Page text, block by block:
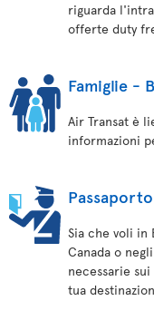
riguarda
offerte duty
Famiglie -
Air Transat è
informazioni
Sia che voli in
Canada o
necessarie
tua